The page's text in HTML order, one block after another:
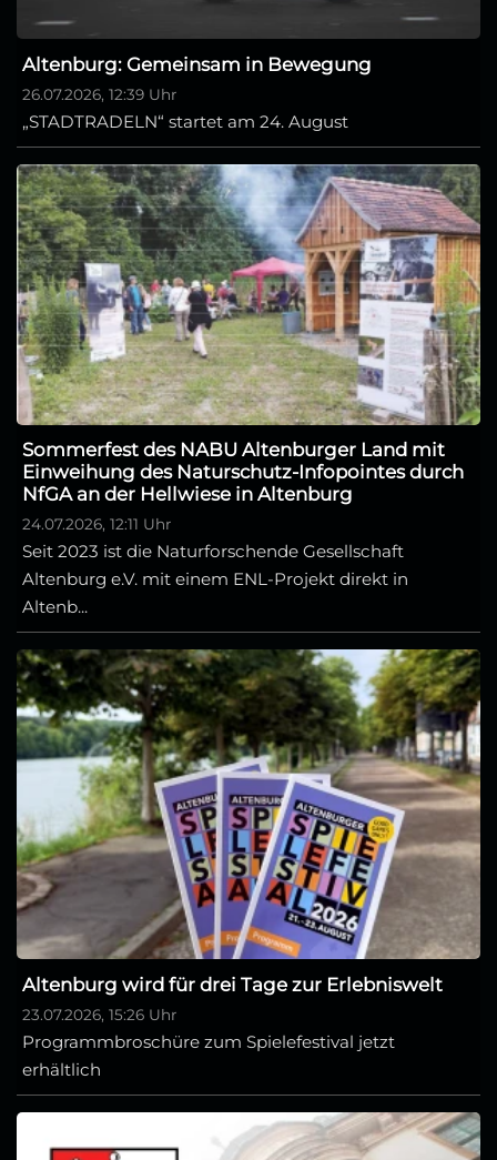
Altenburg: Gemeinsam in Bewegung
26.07.2026, 12:39 Uhr
„STADTRADELN“ startet am 24. August
Sommerfest des NABU Altenburger Land mit
Einweihung des Naturschutz-Infopointes durch
NfGA an der Hellwiese in Altenburg
24.07.2026, 12:11 Uhr
Seit 2023 ist die Naturforschende Gesellschaft
Altenburg e.V. mit einem ENL-Projekt direkt in
Altenb...
Altenburg wird für drei Tage zur Erlebniswelt
23.07.2026, 15:26 Uhr
Programmbroschüre zum Spielefestival jetzt
erhältlich